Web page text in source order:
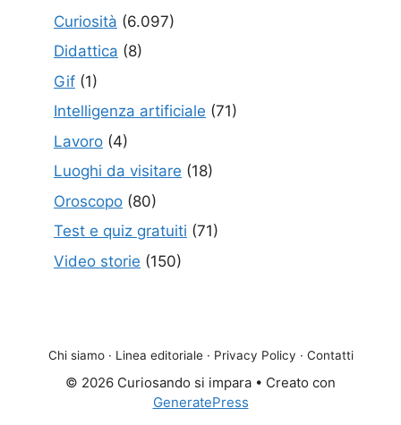
Curiosità (6.097)
Didattica (8)
Gif (1)
Intelligenza artificiale (71)
Lavoro (4)
Luoghi da visitare (18)
Oroscopo (80)
Test e quiz gratuiti (71)
Video storie (150)
Chi siamo · Linea editoriale · Privacy Policy · Contatti
© 2026 Curiosando si impara • Creato con
GeneratePress